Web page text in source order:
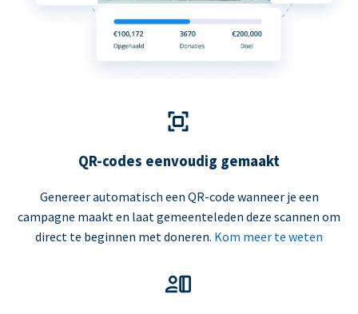
QR-codes eenvoudig gemaakt
Genereer automatisch een QR-code wanneer je een
campagne maakt en laat gemeenteleden deze scannen om
direct te beginnen met doneren. Kom meer te weten